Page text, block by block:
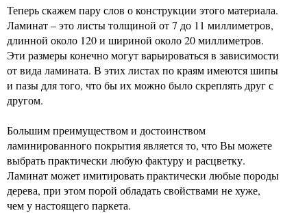
Теперь скажем пару слов о конструкции этого материала.
Ламинат – это листы толщиной от 7 до 11 миллиметров,
длинной около 120 и шириной около 20 миллиметров.
Эти размеры конечно могут варьироваться в зависимости
от вида ламината. В этих листах по краям имеются шипы
и пазы для того, что бы их можно было скреплять друг с
другом.
Большим преимуществом и достоинством
ламинированного покрытия является то, что Вы можете
выбрать практически любую фактуру и расцветку.
Ламинат может имитировать практически любые породы
дерева, при этом порой обладать свойствами не хуже,
чем у настоящего паркета.